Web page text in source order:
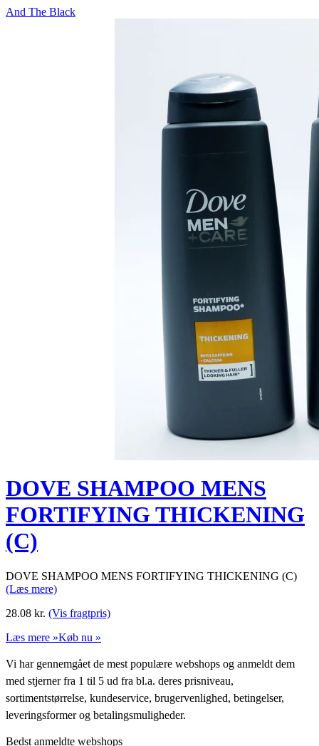
And The Black
DOVE SHAMPOO MENS
FORTIFYING THICKENING
(C)
DOVE SHAMPOO MENS FORTIFYING THICKENING (C)
(Læs mere)
28.08 kr. (Vis fragtpris)
Læs mere »Køb nu »
Vi har gennemgået de mest populære webshops og anmeldt dem
med stjerner fra 1 til 5 ud fra bl.a. deres prisniveau,
sortimentstørrelse, kundeservice, brugervenlighed, betingelser,
leveringsformer og betalingsmuligheder.
Bedst anmeldte webshops